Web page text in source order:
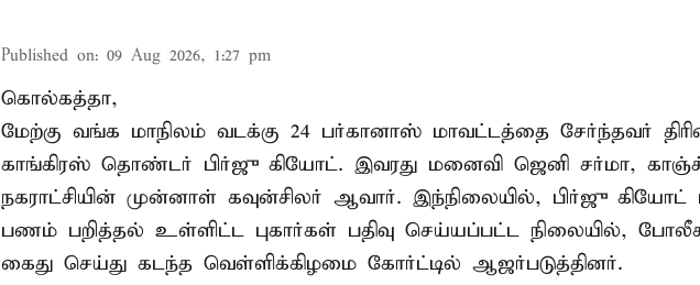
Published on: 09 Aug 2026, 1:27 pm
கொல்கத்தா,
மேற்கு வங்க மாநிலம் வடக்கு 24 பர்கானாஸ் மாவட்டத்தை சேர்ந்தவர்
காங்கிரஸ் தொண்டர் பிர்ஜு கியோட். இவரது மனைவி ஜெனி சர்மா,
நகராட்சியின் முன்னாள் கவுன்சிலர் ஆவார். இந்நிலையில், பிர்ஜு கியோட்
பணம் பறித்தல் உள்ளிட்ட புகார்கள் பதிவு செய்யப்பட்ட நிலையில்,
கைது செய்து கடந்த வெள்ளிக்கிழமை கோர்ட்டில் ஆஜர்படுத்தினர்.